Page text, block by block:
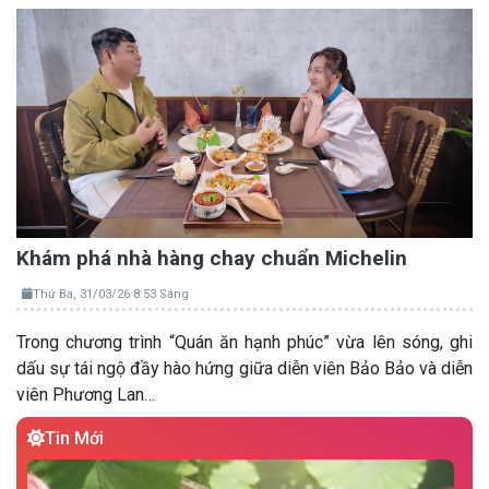
Khám phá nhà hàng chay chuẩn Michelin
Thứ Ba, 31/03/26 8:53 Sáng
Trong chương trình “Quán ăn hạnh phúc” vừa lên sóng, ghi
dấu sự tái ngộ đầy hào hứng giữa diễn viên Bảo Bảo và diễn
viên Phương Lan…
Tin Mới